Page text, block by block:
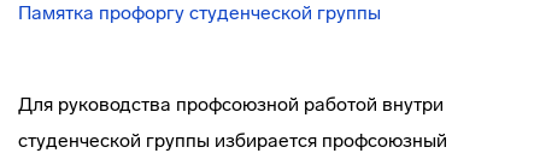
Памятка профоргу студенческой группы
Для руководства профсоюзной работой внутри
студенческой группы избирается профсоюзный